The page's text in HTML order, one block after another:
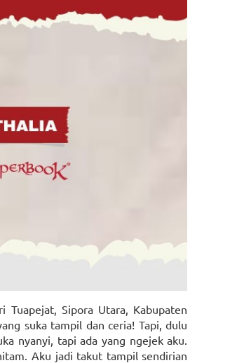
Sipora Utara, Kabupaten
suka tampil dan ceria! Tapi, dulu
nyanyi, tapi ada yang ngejek aku.
Aku jadi takut tampil sendirian